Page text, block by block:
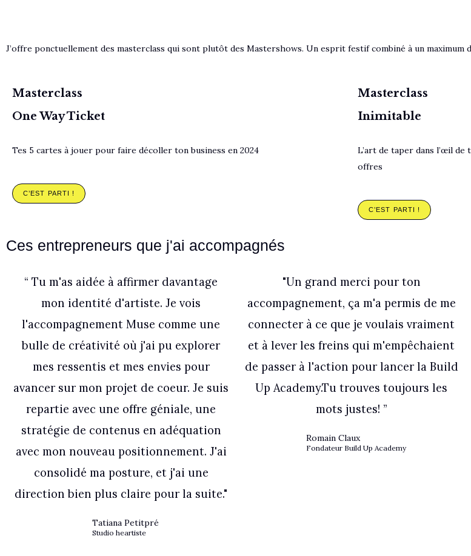
J’offre ponctuellement des masterclass qui sont plutôt des Mastershows. Un esprit festif combiné à un
Masterclass
One Way Ticket
Tes 5 cartes à jouer pour faire décoller ton business en 2024
C’EST PARTI !
Masterclass
Inimitable
L’art de taper dans l’œil
offres
C’EST PARTI !
Ces entrepreneurs que j'ai accompagnés
“ Tu m'as aidée à affirmer davantage
mon identité d'artiste. Je vois
l'accompagnement Muse comme une
bulle de créativité où j'ai pu explorer
mes ressentis et mes envies pour
avancer sur mon projet de coeur. Je suis
repartie avec une offre géniale, une
stratégie de contenus en adéquation
avec mon nouveau positionnement. J'ai
consolidé ma posture, et j'ai une
direction bien plus claire pour la suite."
Tatiana Petitpré
Studio heartiste
"Un grand merci pour ton
accompagnement, ça m'a permis de me
connecter à ce que je voulais vraiment
et à lever les freins qui m'empêchaient
de passer à l'action pour lancer la Build
Up Academy.Tu trouves toujours les
mots justes! ”
Romain Claux
Fondateur Build Up Academy